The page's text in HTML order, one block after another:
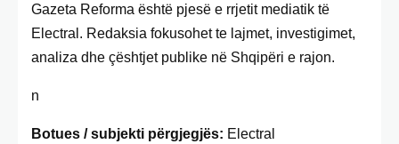
Gazeta Reforma është pjesë e rrjetit mediatik të
Electral. Redaksia fokusohet te lajmet, investigimet,
analiza dhe çështjet publike në Shqipëri e rajon.
n
Botues / subjekti përgjegjës: Electral